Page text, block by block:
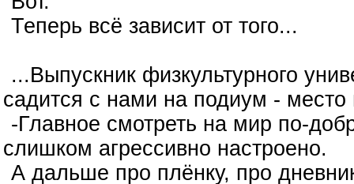
Теперь всё зависит от того...
...Выпускник физкультурного
садится с нами на подиум -
-Главное смотреть на мир по-
слишком агрессивно настроено.
А дальше про плёнку, про